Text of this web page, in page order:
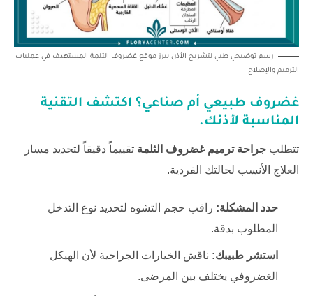
رسم توضيحي طبي لتشريح الأذن يبرز موقع غضروف الثلمة المستهدف في عمليات
الترميم والإصلاح.
غضروف طبيعي أم صناعي؟ اكتشف التقنية
المناسبة لأذنك.
تتطلب جراحة ترميم غضروف الثلمة تقييماً دقيقاً لتحديد مسار
العلاج الأنسب لحالتك الفردية.
حدد المشكلة: راقب حجم التشوه لتحديد نوع التدخل
المطلوب بدقة.
استشر طبيبك: ناقش الخيارات الجراحية لأن الهيكل
الغضروفي يختلف بين المرضى.